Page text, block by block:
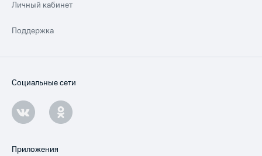
Личный кабинет
Поддержка
Социальные сети
Приложения